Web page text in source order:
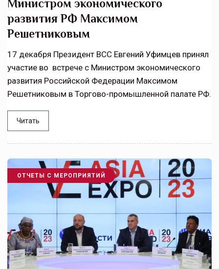
Министром экономического
развития РФ Максимом
Решетниковым
17 декабря Президент ВСС Евгений Уфимцев принял
участие во встрече с Министром экономического
развития Российской Федерации Максимом
Решетниковым в Торгово-промышленной палате РФ.
Читать
ОТЧЕТЫ С МЕРОПРИЯТИЙ